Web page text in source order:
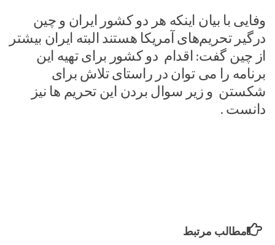
وفایی با بیان اینکه هر دو کشور ایران و چین
درگیر تحریم‌های آمریکا هستند البته ایران بیشتر
از چین گفت: اقدام دو کشور برای تهیه این
برنامه را می توان در راستای تلاش برای
شکستن و زیر سوال بردن این تحریم ها نیز
دانست .
مطالب مرتبط